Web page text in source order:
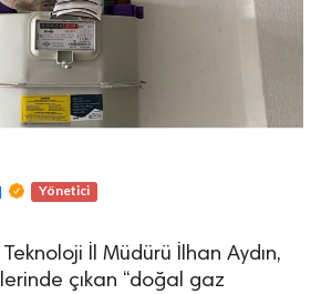
Yönetici
İl Müdürü İlhan Aydın,
çıkan “doğal gaz